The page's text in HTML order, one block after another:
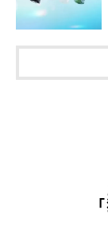
ねちゃんとの出
った」と話します。
飼い主さん：
ざまな心労と寝
ミルク時代から